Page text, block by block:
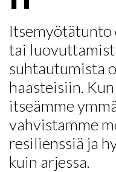
tai
suhtautumista
haasteisiin.
itseämme
vahvistamme
resilienssiä ja
kuin arjessa.